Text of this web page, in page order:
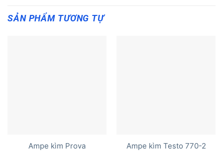
SẢN PHẨM TƯƠNG TỰ
Ampe kìm Prova
Ampe kìm Testo 770-2